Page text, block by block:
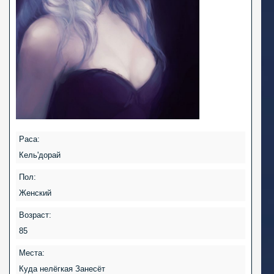
Раса:
Кель'дорай
Пол:
Женский
Возраст:
85
Места:
Куда нелёгкая Занесёт